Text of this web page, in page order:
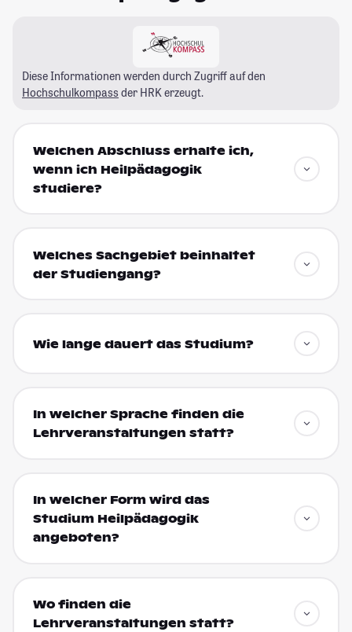
Diese Informationen werden durch Zugriff auf den
Hochschulkompass der HRK erzeugt.
Welchen Abschluss erhalte ich,
wenn ich Heilpädagogik
studiere?
Welches Sachgebiet beinhaltet
der Studiengang?
Wie lange dauert das Studium?
In welcher Sprache finden die
Lehrveranstaltungen statt?
In welcher Form wird das
Studium Heilpädagogik
angeboten?
Wo finden die
Lehrveranstaltungen statt?